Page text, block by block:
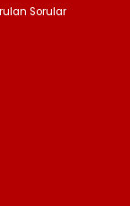
Sorular